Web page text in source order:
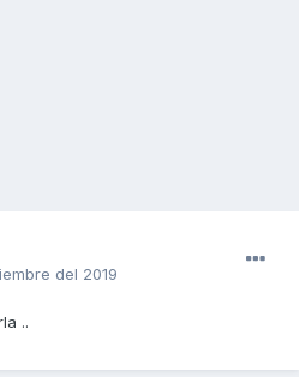
del 2019
..